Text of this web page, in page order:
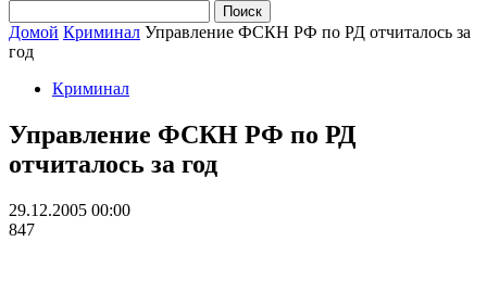
Домой Криминал Управление ФСКН РФ по РД отчиталось за
год
Криминал
Управление ФСКН РФ по РД
отчиталось за год
29.12.2005 00:00
847